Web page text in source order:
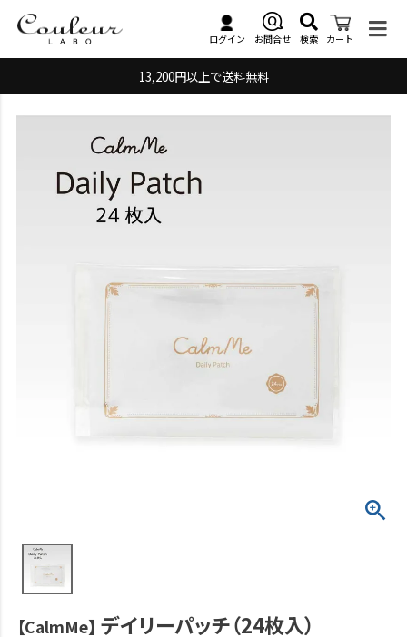
ログイン お問合せ 検索 カート
13,200円以上で送料無料
【CalmMe】 デイリーパッチ（24枚入）